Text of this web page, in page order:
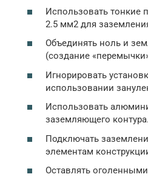
Использовать тонкие
2.5 мм2 для
Объединять ноль и
(создание
Игнорировать
использовании
Использовать
заземляющего контура.
Подключать
элементам
Оставлять